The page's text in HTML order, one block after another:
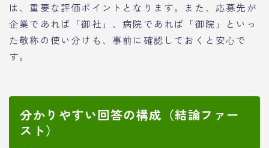
は、重要な評価ポイントとなります。また、応募先が
企業であれば「御社」、病院であれば「御院」といっ
た敬称の使い分けも、事前に確認しておくと安心で
す。
分かりやすい回答の構成（結論ファー
スト）